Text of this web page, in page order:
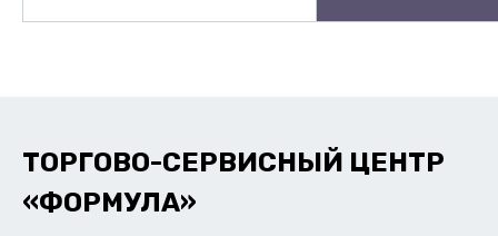
ТОРГОВО-СЕРВИСНЫЙ ЦЕНТР
«ФОРМУЛА»